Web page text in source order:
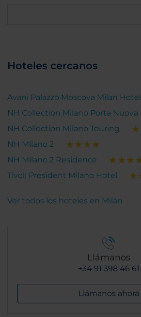
Hoteles cercanos
Avani Palazzo Moscova Milan Hotel
NH Collection Milano Porta Nuova
NH Collection Milano Touring
NH Milano 2
NH Milano 2 Residence
Tivoli President Milano Hotel
Ver todos los hoteles en Milán
Llámanos
+34 91 398 46 61
Llámanos ahora